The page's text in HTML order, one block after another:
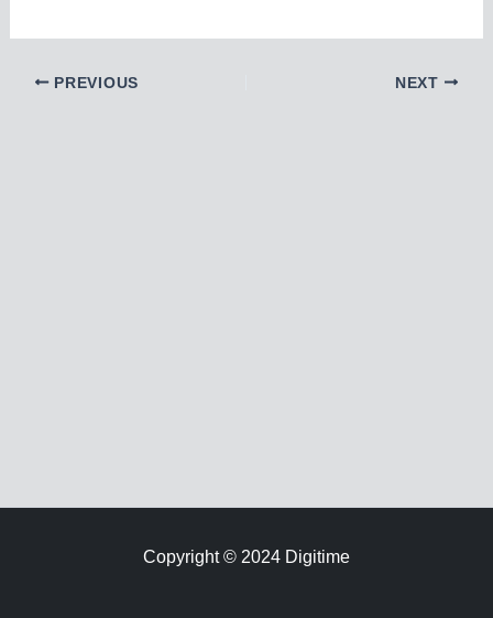
PREVIOUS NEXT
Copyright © 2024 Digitime